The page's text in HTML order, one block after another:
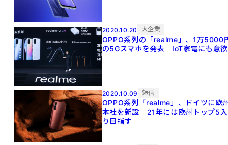
2020.10.20 大企業
OPPO系列の「realme」、1万5000
の5Gスマホを発表 IoT家電にも意欲
2020.10.09 短信
OPPO系列「realme」、ドイツに欧
本社を新設 21年には欧州トップ5入
り目指す